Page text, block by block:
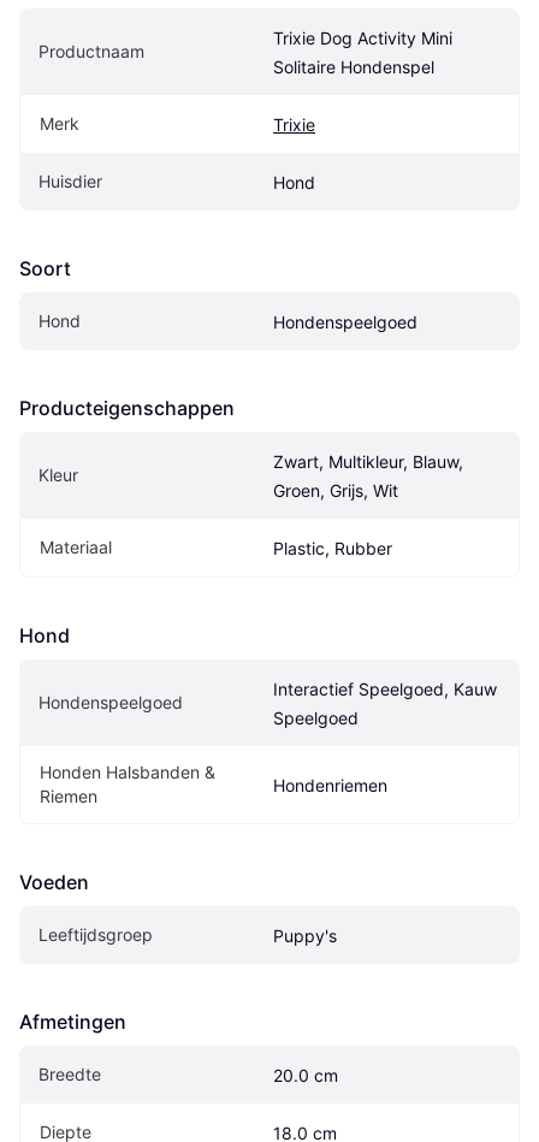
Productnaam
Trixie Dog Activity Mini
Solitaire Hondenspel
Merk Trixie
Huisdier Hond
Soort
Hond Hondenspeelgoed
Producteigenschappen
Kleur
Zwart, Multikleur, Blauw,
Groen, Grijs, Wit
Materiaal Plastic, Rubber
Hond
Hondenspeelgoed
Interactief Speelgoed, Kauw
Speelgoed
Honden Halsbanden &
Riemen
Hondenriemen
Voeden
Leeftijdsgroep Puppy's
Afmetingen
Breedte 20.0 cm
Diepte 18.0 cm